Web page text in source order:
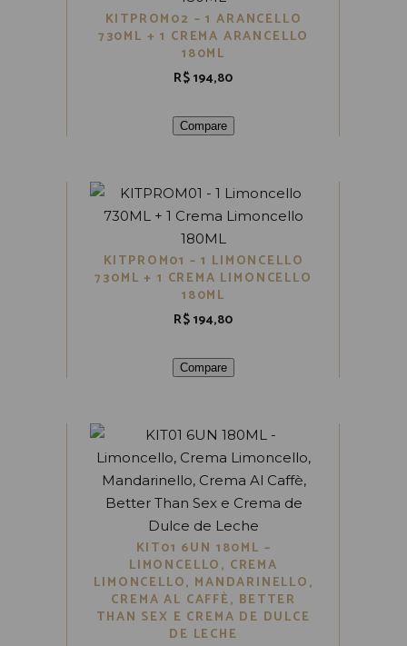
KITPROM02 – 1 ARANCELLO
730ML + 1 CREMA ARANCELLO
180ML
R$194,80
Compare
KITPROM01 – 1 LIMONCELLO
730ML + 1 CREMA LIMONCELLO
180ML
R$194,80
Compare
KIT01 6UN 180ML –
LIMONCELLO, CREMA
LIMONCELLO, MANDARINELLO,
CREMA AL CAFFÈ, BETTER
THAN SEX E CREMA DE DULCE
DE LECHE